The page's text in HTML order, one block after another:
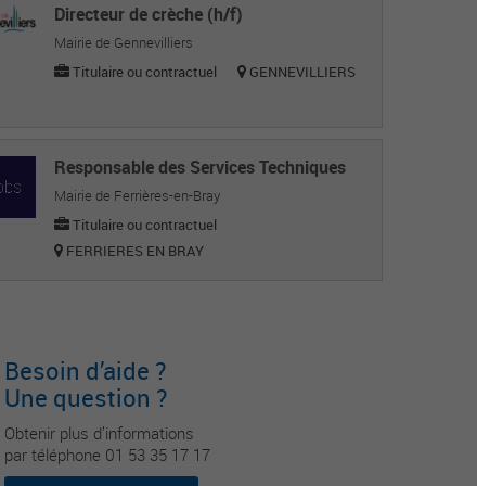
Directeur de crèche (h/f)
Mairie de Gennevilliers
Titulaire ou contractuel
GENNEVILLIERS
Responsable des Services Techniques
Mairie de Ferrières-en-Bray
Titulaire ou contractuel
FERRIERES EN BRAY
Besoin d’aide ?
Une question ?
Obtenir plus d’informations
par téléphone 01 53 35 17 17